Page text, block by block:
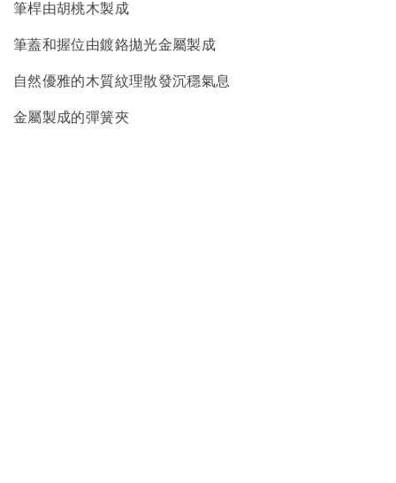
筆桿由胡桃木製成
筆蓋和握位由鍍鉻拋光金屬製成
自然優雅的木質紋理散發沉穩氣息
金屬製成的彈簧夾